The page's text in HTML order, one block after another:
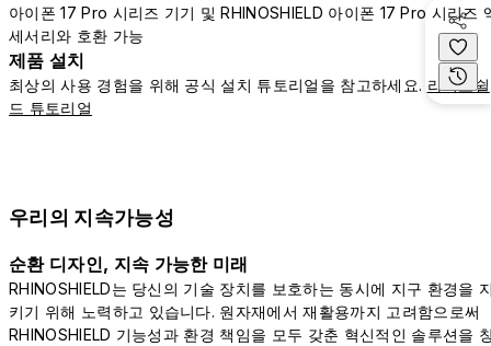
아이폰 17 Pro 시리즈 기기 및 RHINOSHIELD 아이폰 17 Pro 시리즈
세서리와 호환 가능
제품 설치
최상의 사용 경험을 위해 공식 설치 튜토리얼을 참고하세요. 라이노쉴
드 튜토리얼
우리의 지속가능성
순환 디자인, 지속 가능한 미래
RHINOSHIELD는 당신의 기술 장치를 보호하는 동시에 지구 환경을
키기 위해 노력하고 있습니다. 원자재에서 재활용까지 고려함으로써
RHINOSHIELD 기능성과 환경 책임을 모두 갖춘 혁신적인 솔루션을